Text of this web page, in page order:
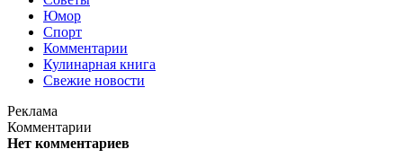
Юмор
Спорт
Комментарии
Кулинарная книга
Свежие новости
Реклама
Комментарии
Нет комментариев